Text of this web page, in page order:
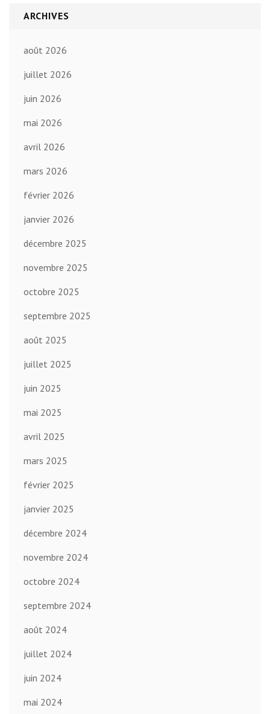
ARCHIVES
août 2026
juillet 2026
juin 2026
mai 2026
avril 2026
mars 2026
février 2026
janvier 2026
décembre 2025
novembre 2025
octobre 2025
septembre 2025
août 2025
juillet 2025
juin 2025
mai 2025
avril 2025
mars 2025
février 2025
janvier 2025
décembre 2024
novembre 2024
octobre 2024
septembre 2024
août 2024
juillet 2024
juin 2024
mai 2024